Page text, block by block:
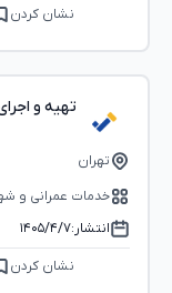
نشان کردن
تهیه و
تهران
خدمات عمرانی و
انتشار:۱۴۰۵/۴/۷
نشان کردن